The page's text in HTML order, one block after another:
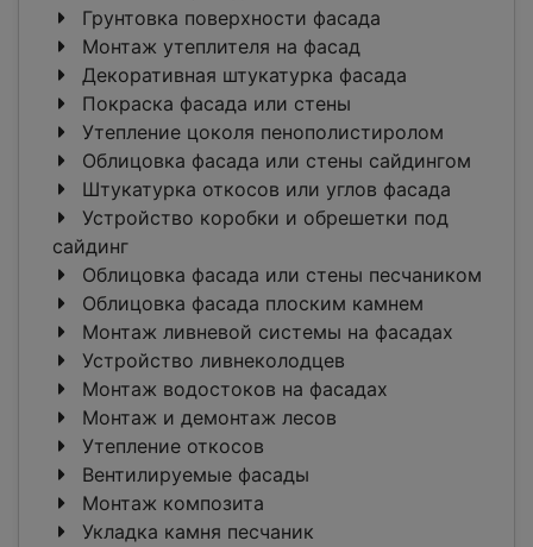
Грунтовка поверхности фасада
Монтаж утеплителя на фасад
Декоративная штукатурка фасада
Покраска фасада или стены
Утепление цоколя пенополистиролом
Облицовка фасада или стены сайдингом
Штукатурка откосов или углов фасада
Устройство коробки и обрешетки под
сайдинг
Облицовка фасада или стены песчаником
Облицовка фасада плоским камнем
Монтаж ливневой системы на фасадах
Устройство ливнеколодцев
Монтаж водостоков на фасадах
Монтаж и демонтаж лесов
Утепление откосов
Вентилируемые фасады
Монтаж композита
Укладка камня песчаник